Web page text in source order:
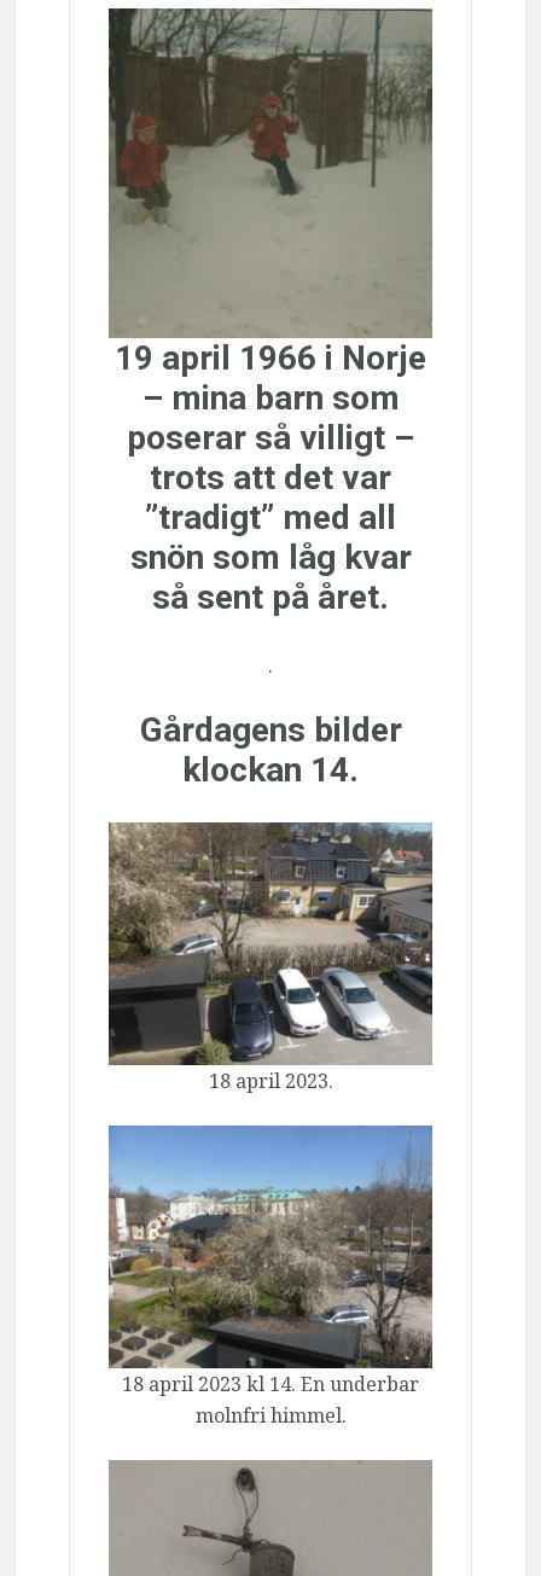
19 april 1966 i Norje
– mina barn som
poserar så villigt –
trots att det var
”tradigt” med all
snön som låg kvar
så sent på året.
.
Gårdagens bilder
klockan 14.
18 april 2023.
18 april 2023 kl 14. En underbar
molnfri himmel.